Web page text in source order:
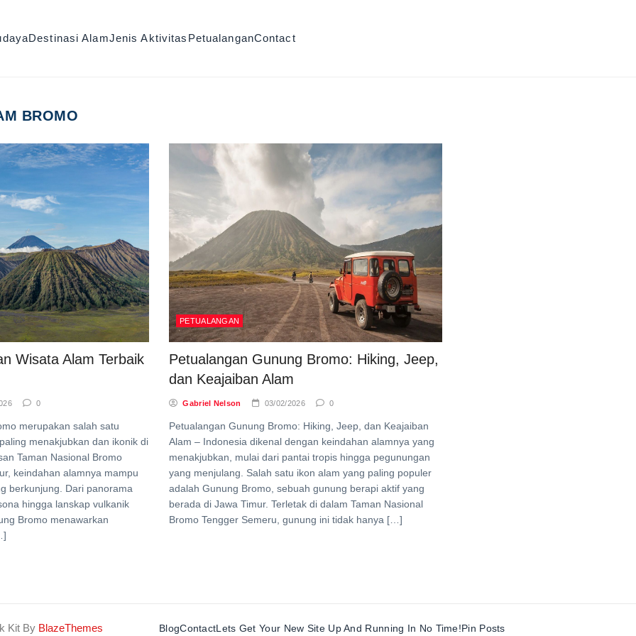
Destinasi AlamJenis Aktivitas PetualanganContact
BROMO
Wisata Alam Terbaik
0
merupakan salah satu
menakjubkan dan ikonik di
Taman Nasional Bromo
keindahan alamnya mampu
berkunjung. Dari panorama
hingga lanskap vulkanik
Bromo menawarkan
PETUALANGAN
Petualangan Gunung Bromo: Hiking, Jeep,
dan Keajaiban Alam
Gabriel Nelson 03/02/2026 0
Petualangan Gunung Bromo: Hiking, Jeep, dan Keajaiban
Alam – Indonesia dikenal dengan keindahan alamnya yang
menakjubkan, mulai dari pantai tropis hingga pegunungan
yang menjulang. Salah satu ikon alam yang paling populer
adalah Gunung Bromo, sebuah gunung berapi aktif yang
berada di Jawa Timur. Terletak di dalam Taman Nasional
Bromo Tengger Semeru, gunung ini tidak hanya […]
Kit By BlazeThemes BlogContactLets Get Your New Site Up And Running In No Time!Pin Posts